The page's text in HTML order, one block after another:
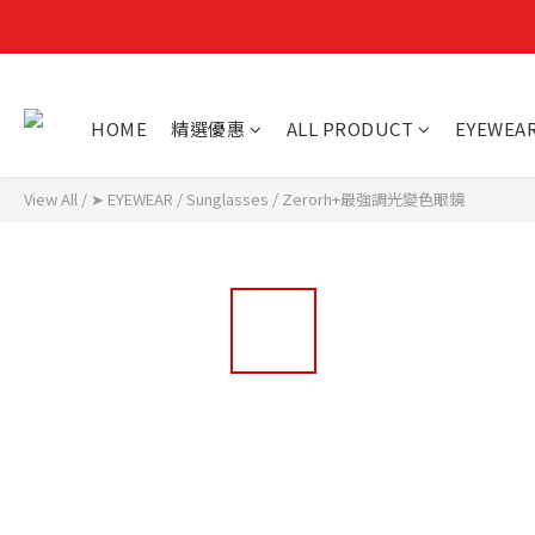
HOME 精選優惠 ALL PRODUCT
View All / ➤ EYEWEAR /Sunglasses / Zerorh+最強調光變色眼鏡